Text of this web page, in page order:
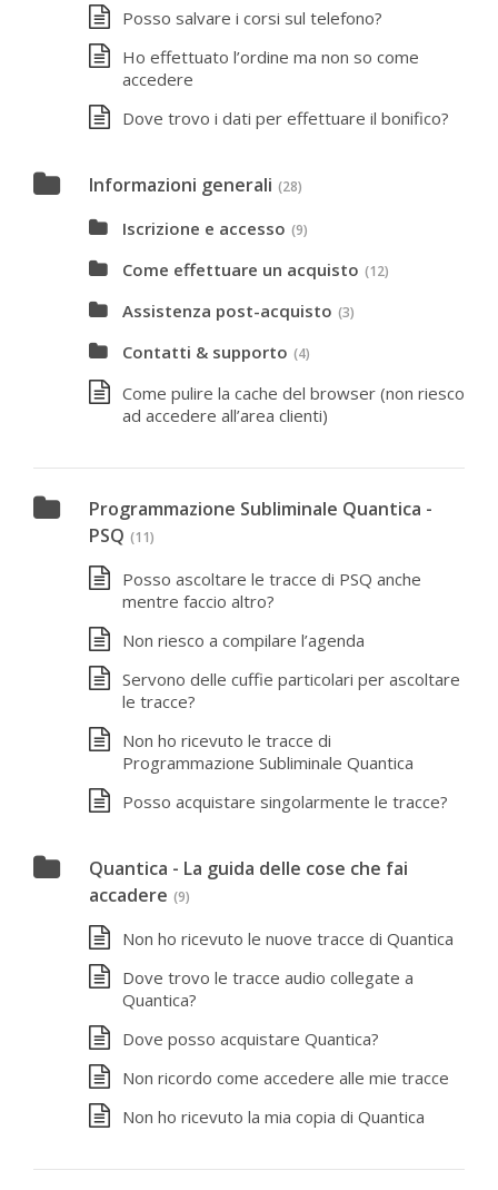
Posso salvare i corsi sul telefono?
Ho effettuato l’ordine ma non so come
accedere
Dove trovo i dati per effettuare il bonifico?
Informazioni generali (28)
Iscrizione e accesso (9)
Come effettuare un acquisto (12)
Assistenza post-acquisto (3)
Contatti & supporto (4)
Come pulire la cache del browser (non riesco
ad accedere all’area clienti)
Programmazione Subliminale Quantica -
PSQ (11)
Posso ascoltare le tracce di PSQ anche
mentre faccio altro?
Non riesco a compilare l’agenda
Servono delle cuffie particolari per ascoltare
le tracce?
Non ho ricevuto le tracce di
Programmazione Subliminale Quantica
Posso acquistare singolarmente le tracce?
Quantica - La guida delle cose che fai
accadere (9)
Non ho ricevuto le nuove tracce di Quantica
Dove trovo le tracce audio collegate a
Quantica?
Dove posso acquistare Quantica?
Non ricordo come accedere alle mie tracce
Non ho ricevuto la mia copia di Quantica